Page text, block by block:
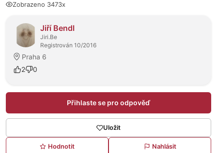
Zobrazeno 3473x
O prodejci
Jiří Bendl
Jiri.Be
Registrován 10/2016
Praha 6
2
0
Přihlaste se pro odpověď
Uložit
Hodnotit Nahlásit